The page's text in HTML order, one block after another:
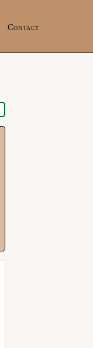
Contact